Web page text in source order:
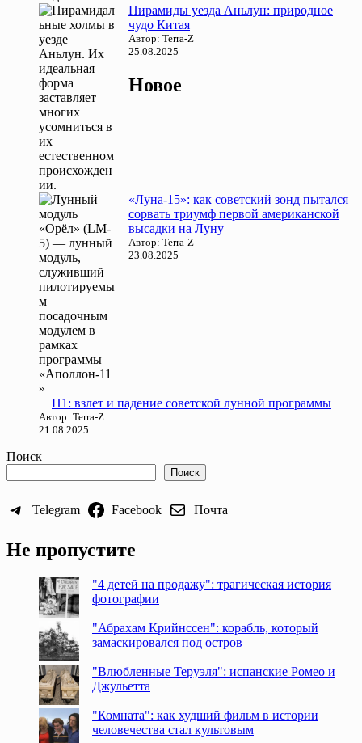
Пирамиды уезда Аньлун: природное
чудо Китая
Автор: Terra-Z
25.08.2025
Новое
«Луна-15»: как советский зонд пытался
сорвать триумф первой американской
высадки на Луну
Автор: Terra-Z
23.08.2025
Н1: взлет и падение советской лунной программы
Автор: Terra-Z
21.08.2025
Поиск
Поиск
Telegram Facebook Почта
Не пропустите
"4 детей на продажу": трагическая история
фотографии
"Абрахам Крийнссен": корабль, который
замаскировался под остров
"Влюбленные Теруэля": испанские Ромео и
Джульетта
"Комната": как худший фильм в истории
человечества стал культовым